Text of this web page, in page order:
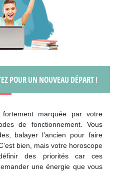
POUR UN NOUVEAU DÉPART !
marquée par votre
de fonctionnement. Vous
balayer l’ancien pour faire
bien, mais votre horoscope
des priorités car ces
une énergie que vous